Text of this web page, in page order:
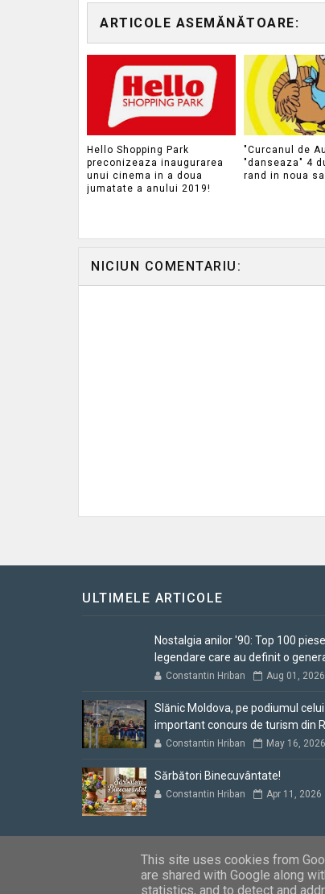
ARTICOLE ASEMĂNĂTOARE:
Hello Shopping Park
preconizeaza inaugurarea
unui cinema in a doua
jumatate a anului 2019!
"Curcanul de
"danseaza" 4
rand in noua
NICIUN COMENTARIU:
ULTIMELE ARTICOLE
Nostalgia anilor '90: Top 100 piese
legendare care au definit o
Constantin Hriban Aug 01, 2026
Slănic Moldova, pe podiumul
important concurs de turism din
Constantin Hriban May 16, 2026
Sărbători Binecuvântate!
Constantin Hriban Apr 11, 2026
Blogul lui ConstantinCopyright © 2012 - 2026.
This site uses cookies from
are shared with Google along
statistics, and to detect and